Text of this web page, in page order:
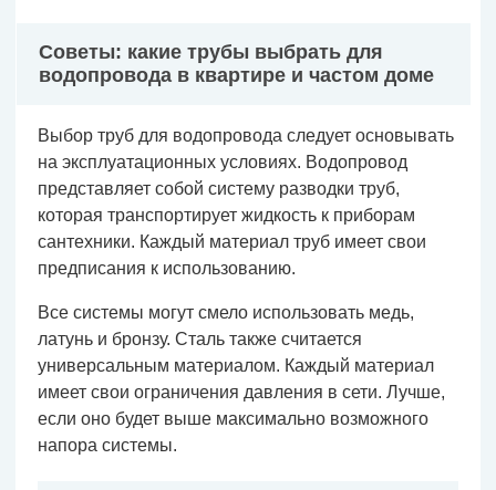
Советы: какие трубы выбрать для
водопровода в квартире и частом доме
Выбор труб для водопровода следует основывать
на эксплуатационных условиях. Водопровод
представляет собой систему разводки труб,
которая транспортирует жидкость к приборам
сантехники. Каждый материал труб имеет свои
предписания к использованию.
Все системы могут смело использовать медь,
латунь и бронзу. Сталь также считается
универсальным материалом. Каждый материал
имеет свои ограничения давления в сети. Лучше,
если оно будет выше максимально возможного
напора системы.